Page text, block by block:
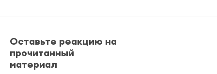
Оставьте реакцию на
прочитанный
материал